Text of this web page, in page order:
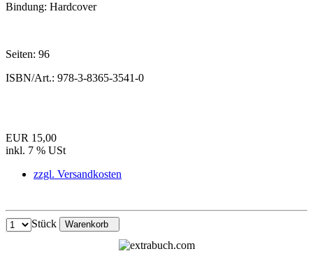
Bindung: Hardcover
Seiten: 96
ISBN/Art.: 978-3-8365-3541-0
EUR 15,00
inkl. 7 % USt
zzgl. Versandkosten
Stück Warenkorb